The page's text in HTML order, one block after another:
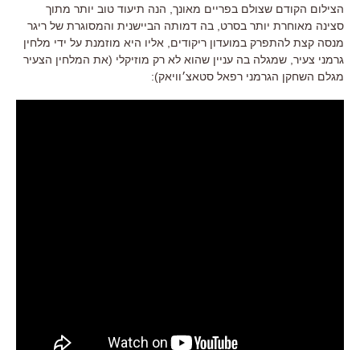
הצילום הקודם שצולם בפריים מאונך, הנה תיעוד טוב יותר מתוך
סצינה מאוחרת יותר בסרט, בה דמותה הביישנית והמסוגרת של ריגר
מנסה קצת להתפרק במועדון ריקודים, אליו היא מוזמנת על ידי מלחין
גרמני צעיר, שמגלה בה עניין שהוא לא רק מוזיקלי (את המלחין הצעיר
מגלם השחקן הגרמני רפאל סטאצ׳וויאק):